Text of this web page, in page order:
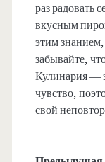
раз радовать
вкусным
этим
забывайте,
Кулинария —
чувство,
свой